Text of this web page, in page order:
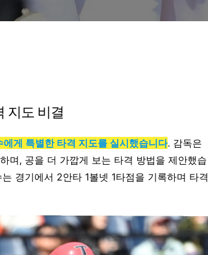
지도 비결
게 특별한 타격 지도를 실시했습니다. 감독은
며, 공을 더 가깝게 보는 타격 방법을 제안했습
경기에서 2안타 1볼넷 1타점을 기록하며 타격